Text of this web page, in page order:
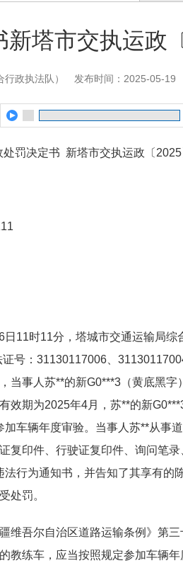
新塔市交执运政
政执法队） 发布时间：2025-05-19
处罚决定书 新塔市交执运政〔
11时11分，塔城市交通运输局综
号：31130117006、
当事人苏**的新G0***3（黄底黑字
效期为2025年4月，苏**的新G0***
车辆年度审验。当事人苏**从事
复印件、行驶证复印件、询问笔
行为通知书，并告知了其享有的
处罚。
维吾尔自治区道路运输条例》第
教练车，应当按照规定参加车辆年